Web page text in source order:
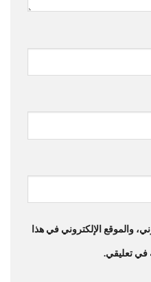
والموقع الإلكتروني في هذا
في تعليقي.